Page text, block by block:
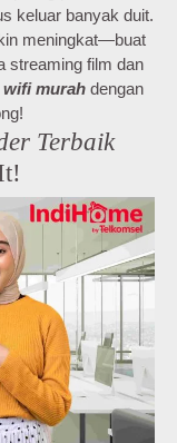
keluar banyak duit.
meningkat—buat
streaming film dan
wifi murah dengan
Terbaik